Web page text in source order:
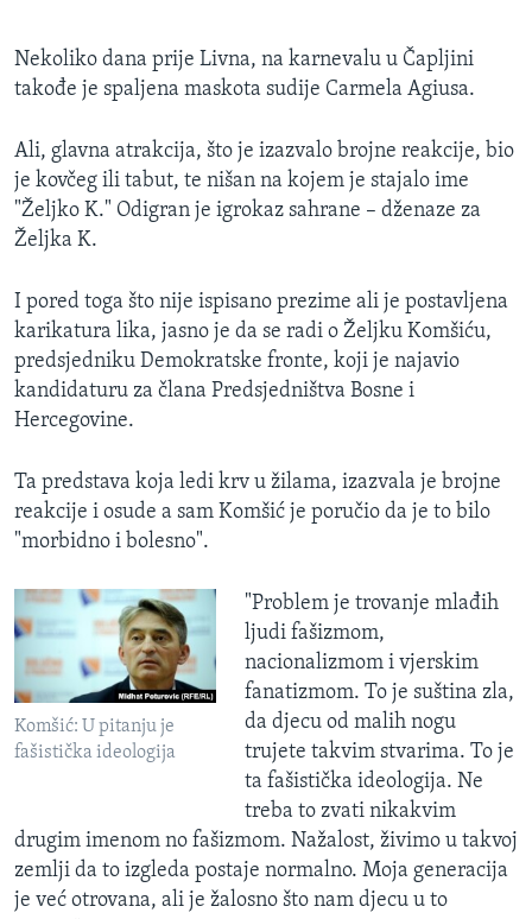
Nekoliko dana prije Livna, na karnevalu u Čapljini
takođe je spaljena maskota sudije Carmela Agiusa.
Ali, glavna atrakcija, što je izazvalo brojne reakcije, bio
je kovčeg ili tabut, te nišan na kojem je stajalo ime
"Željko K." Odigran je igrokaz sahrane – dženaze za
Željka K.
I pored toga što nije ispisano prezime ali je postavljena
karikatura lika, jasno je da se radi o Željku Komšiću,
predsjedniku Demokratske fronte, koji je najavio
kandidaturu za člana Predsjedništva Bosne i
Hercegovine.
Ta predstava koja ledi krv u žilama, izazvala je brojne
reakcije i osude a sam Komšić je poručio da je to bilo
"morbidno i bolesno".
Komšić: U pitanju je
fašistička ideologija
"Problem je trovanje mlađih
ljudi fašizmom,
nacionalizmom i vjerskim
fanatizmom. To je suština zla,
da djecu od malih nogu
trujete takvim stvarima. To je
ta fašistička ideologija. Ne
treba to zvati nikakvim
drugim imenom no fašizmom. Nažalost, živimo u takvoj
zemlji da to izgleda postaje normalno. Moja generacija
je već otrovana, ali je žalosno što nam djecu u to